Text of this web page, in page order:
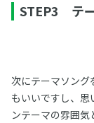
STEP3 テ
次にテーマソング
もいいですし、思
ンテーマの雰囲